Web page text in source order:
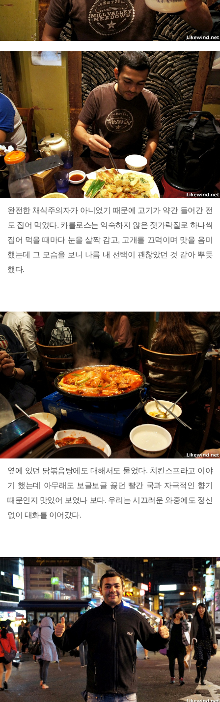
완전한 채식주의자가 아니었기 때문에 고기가 약간 들어간 전
도 집어 먹었다. 카를로스는 익숙하지 않은 젓가락질로 하나씩
집어 먹을 때마다 눈을 살짝 감고, 고개를 끄덕이며 맛을 음미
했는데 그 모습을 보니 나름 내 선택이 괜찮았던 것 같아 뿌듯
했다.
옆에 있던 닭볶음탕에도 대해서도 물었다. 치킨스프라고 이야
기 했는데 아무래도 보글보글 끓던 빨간 국과 자극적인 향기
때문인지 맛있어 보였나 보다. 우리는 시끄러운 와중에도 정신
없이 대화를 이어갔다.